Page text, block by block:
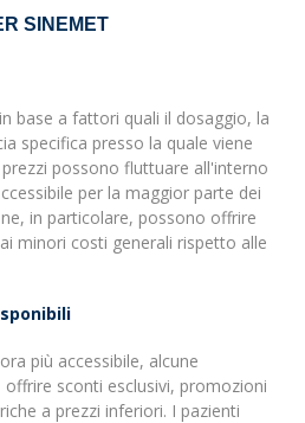
SINEMET
base a fattori quali il dosaggio, la
specifica presso la quale viene
possono fluttuare all'interno
per la maggior parte dei
in particolare, possono offrire
minori costi generali rispetto alle
più accessibile, alcune
sconti esclusivi, promozioni
a prezzi inferiori. I pazienti